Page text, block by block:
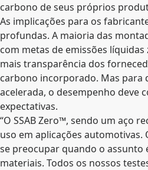
carbono de seus próprios
As implicações para os
profundas. A maioria das
com metas de emissões líquidas
mais transparência dos
carbono incorporado. Mas para
acelerada, o desempenho deve
expectativas.
“O SSAB Zero™, sendo um aço
uso em aplicações automotivas.
se preocupar quando o assunto
materiais. Todos os nossos